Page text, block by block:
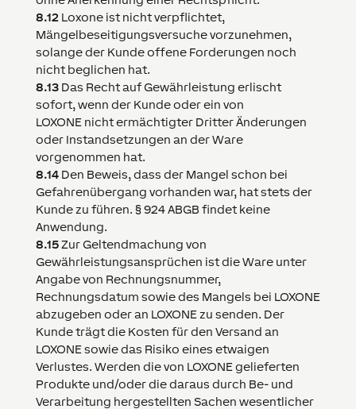
8.12 Loxoneist nicht verpflichtet,
Mängelbeseitigungsversuche vorzunehmen,
solange der Kunde offene Forderungen noch
nicht beglichen hat.
8.13 Das Recht auf Gewährleistung erlischt
sofort, wenn der Kunde oder ein von
LOXONE nicht ermächtigter Dritter Änderungen
oder Instandsetzungen an der Ware
vorgenommen hat.
8.14 Den Beweis, dass der Mangel schon bei
Gefahrenübergang vorhanden war, hat stets der
Kunde zu führen. § 924 ABGB findet keine
Anwendung.
8.15Zur Geltendmachung von
Gewährleistungsansprüchen ist die Ware unter
Angabe von Rechnungsnummer,
Rechnungsdatum sowie des Mangels bei LOXONE
abzugeben oder an LOXONE zu senden. Der
Kunde trägt die Kosten für den Versand an
LOXONE sowie das Risiko eines etwaigen
Verlustes. Werden die von LOXONE gelieferten
Produkte und/oder die daraus durch Be- und
Verarbeitung hergestellten Sachen wesentlicher